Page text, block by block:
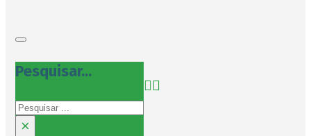
Pesquisar...
Pesquisar
×